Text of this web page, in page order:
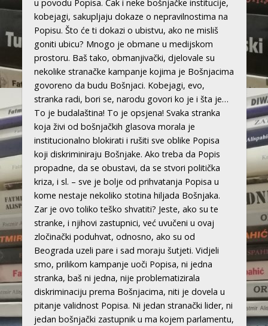
u povodu Popisa. Čak i neke bošnjačke institucije,
kobejagi, sakupljaju dokaze o nepravilnostima na
Popisu. Što će ti dokazi o ubistvu, ako ne misliš
goniti ubicu? Mnogo je obmane u medijskom
prostoru. Baš tako, obmanjivački, djelovale su
nekolike stranačke kampanje kojima je Bošnjacima
govoreno da budu Bošnjaci. Kobejagi, evo,
stranka radi, bori se, narodu govori ko je i šta je…
To je budalaština! To je opsjena! Svaka stranka
koja živi od bošnjačkih glasova morala je
institucionalno blokirati i rušiti sve oblike Popisa
koji diskriminiraju Bošnjake. Ako treba da Popis
propadne, da se obustavi, da se stvori politička
kriza, i sl. – sve je bolje od prihvatanja Popisa u
kome nestaje nekoliko stotina hiljada Bošnjaka.
Zar je ovo toliko teško shvatiti? Jeste, ako su te
stranke, i njihovi zastupnici, već uvučeni u ovaj
zločinački poduhvat, odnosno, ako su od
Beograda uzeli pare i sad moraju šutjeti. Vidjeli
smo, prilikom kampanje uoči Popisa, ni jedna
stranka, baš ni jedna, nije problematizirala
diskriminaciju prema Bošnjacima, niti je dovela u
pitanje validnost Popisa. Ni jedan stranački lider, ni
jedan bošnjački zastupnik u ma kojem parlamentu,